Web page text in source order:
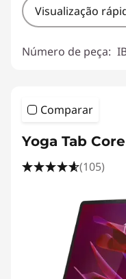
Visualização
Número de peça:
Comparar
Yoga Tab
(105)